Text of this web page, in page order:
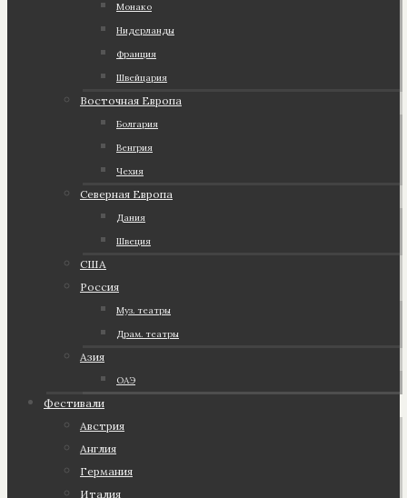
Монако
Нидерланды
Франция
Швейцария
Восточная Европа
Болгария
Венгрия
Чехия
Северная Европа
Дания
Швеция
США
Россия
Муз. театры
Драм. театры
Азия
ОАЭ
Фестивали
Австрия
Англия
Германия
Италия